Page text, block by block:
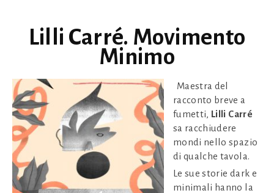
Lilli Carré. Movimento
Minimo
Maestra del
racconto breve a
fumetti, Lilli Carré
sa racchiudere
mondi nello spazio
di qualche tavola.
Le sue storie dark e
minimali hanno la